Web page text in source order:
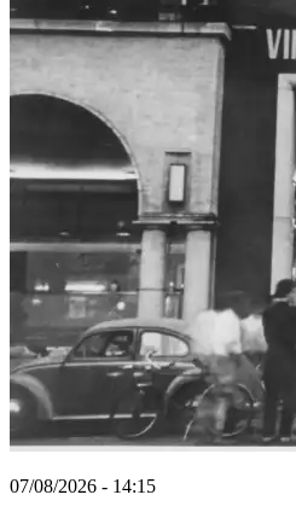
07/08/2026 - 14:15